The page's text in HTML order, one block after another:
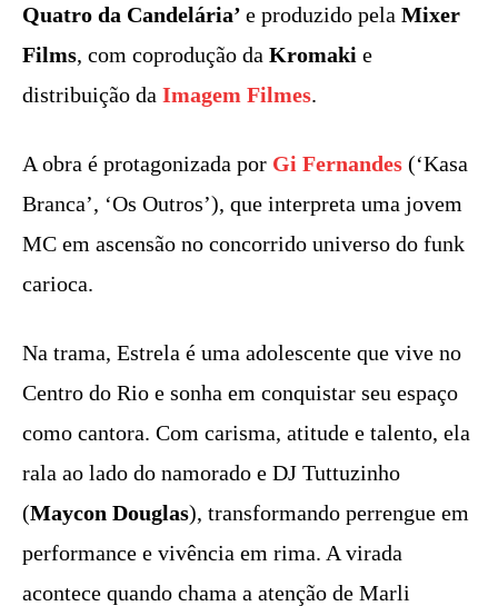
Quatro da Candelária’ e produzido pela Mixer
Films, com coprodução da Kromaki e
distribuição da Imagem Filmes.
A obra é protagonizada por Gi Fernandes (‘Kasa
Branca’, ‘Os Outros’), que interpreta uma jovem
MC em ascensão no concorrido universo do funk
carioca.
Na trama, Estrela é uma adolescente que vive no
Centro do Rio e sonha em conquistar seu espaço
como cantora. Com carisma, atitude e talento, ela
rala ao lado do namorado e DJ Tuttuzinho
(Maycon Douglas), transformando perrengue em
performance e vivência em rima. A virada
acontece quando chama a atenção de Marli